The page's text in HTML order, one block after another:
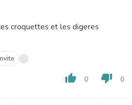
croquettes et les digeres
thumb_up 0 thumb_down 0